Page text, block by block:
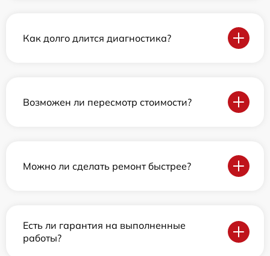
Как долго длится диагностика?
Возможен ли пересмотр стоимости?
Можно ли сделать ремонт быстрее?
Есть ли гарантия на выполненные
работы?